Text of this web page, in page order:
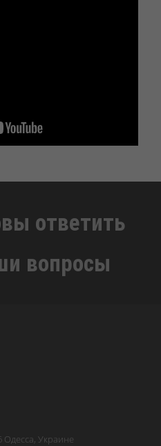
ответить
вопросы
Одесса, Украине